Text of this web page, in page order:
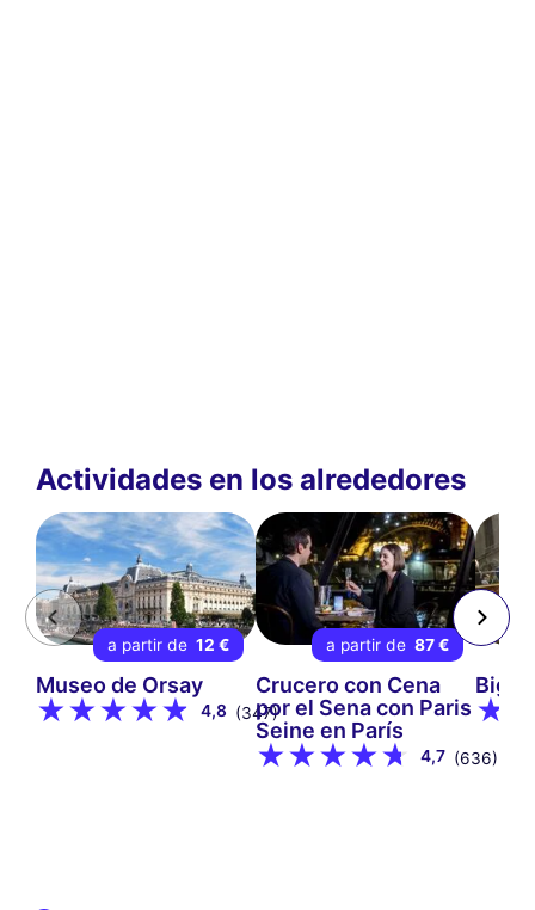
Actividades en los alrededores
a partir de 12 €
Museo de Orsay
4,8 (347)
a partir de 87 €
Crucero con Cena
por el Sena con Paris
Seine en París
4,7 (636)
Big